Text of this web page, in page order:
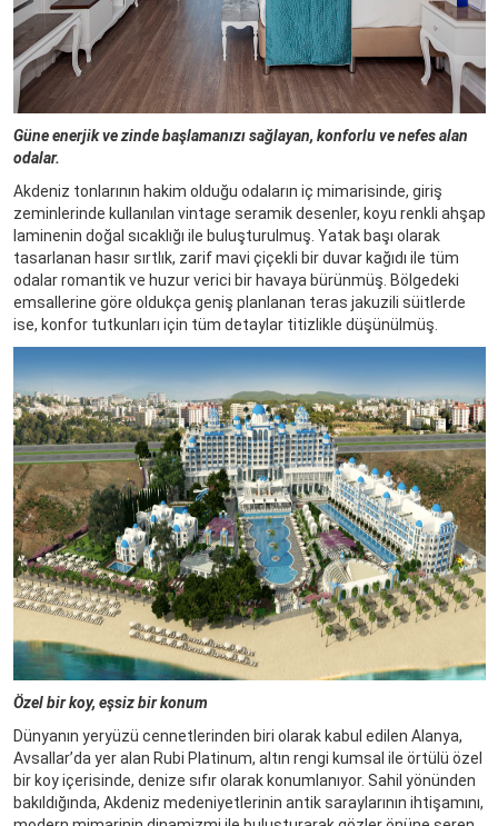
Güne enerjik ve zinde başlamanızı sağlayan, konforlu ve nefes alan
odalar.
Akdeniz tonlarının hakim olduğu odaların iç mimarisinde, giriş
zeminlerinde kullanılan vintage seramik desenler, koyu renkli ahşap
laminenin doğal sıcaklığı ile buluşturulmuş. Yatak başı olarak
tasarlanan hasır sırtlık, zarif mavi çiçekli bir duvar kağıdı ile tüm
odalar romantik ve huzur verici bir havaya bürünmüş. Bölgedeki
emsallerine göre oldukça geniş planlanan teras jakuzili süitlerde
ise, konfor tutkunları için tüm detaylar titizlikle düşünülmüş.
Özel bir koy, eşsiz bir konum
Dünyanın yeryüzü cennetlerinden biri olarak kabul edilen Alanya,
Avsallar’da yer alan Rubi Platinum, altın rengi kumsal ile örtülü özel
bir koy içerisinde, denize sıfır olarak konumlanıyor. Sahil yönünden
bakıldığında, Akdeniz medeniyetlerinin antik saraylarının ihtişamını,